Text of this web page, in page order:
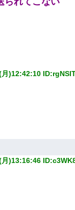
)12:42:10 ID:
)13:16:46 ID: